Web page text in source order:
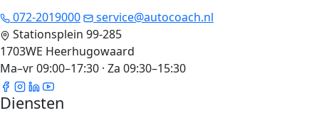
072-2019000
service@autocoach.nl
Stationsplein 99-285
1703WE Heerhugowaard
Ma–vr 09:00–17:30 · Za 09:30–15:30
Diensten